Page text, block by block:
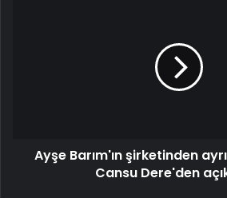
Ayşe Barım'ın şirketinden
Cansu Dere'den